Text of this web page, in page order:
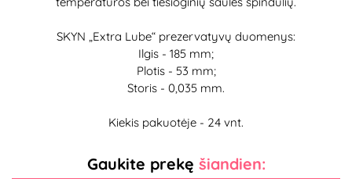
SKYN „Extra Lube“ prezervatyvų duomenys:
Ilgis - 185 mm;
Plotis - 53 mm;
Storis - 0,035 mm.
Kiekis pakuotėje - 24 vnt.
Gaukite prekę šiandien: